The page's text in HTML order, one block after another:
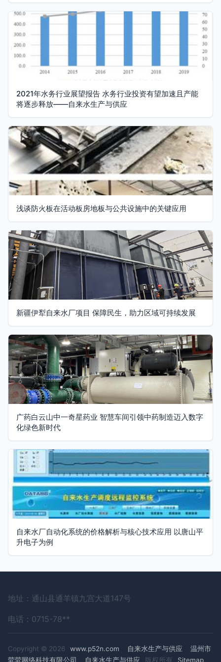
2021年水务行业展望报告 水务行业投资有望加速且产能
将逐步释放——自来水生产与供应
浅谈防火板在活动板房地板与公共设施中的关键应用
新疆伊犁自来水厂项目 保障民生，助力区域可持续发展
广药白云山中一奇星药业 智慧车间引领中药制造迈入数字
化绿色新时代
自来水厂自动化系统的价格解析与核心技术应用 以唐山平
升电子为例
地址：通山县通羊镇九宫大道147号
电话：0715-78**
Copyright © 2026 www.p52n.com 自来水生产与供应
温州市
茕茕网络科技有限公司
自来水生产与供应 版权所有 Sitemap